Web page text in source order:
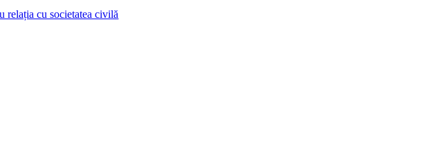
relația cu societatea civilă